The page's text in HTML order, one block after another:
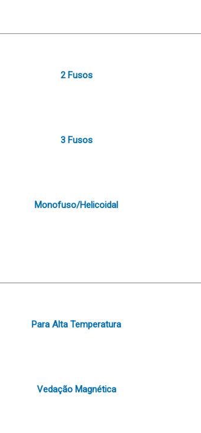
2 Fusos
3 Fusos
Monofuso/Helicoidal
Para Alta Temperatura
Vedação Magnética